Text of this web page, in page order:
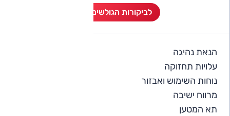
לביקורות הגולשים (2)
הנאת נהיגה
עלויות תחזוקה
נוחות השימוש ואבזור
מרווח ישיבה
תא המטען